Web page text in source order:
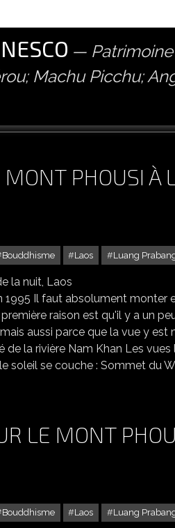
Machu Picchu;
PHOUSI À
Bouddhisme Laos Luang
PRABANG VU DU MONT PHOUSI
1995 Il faut absolument monter
raison est qu'il y a un
aussi parce que la vue y est
la rivière Nam Khan Les
soleil se couche : Sommet du
LE MONT
Bouddhisme Laos Luang
LE WAT THAT CHOMSI SUR LE